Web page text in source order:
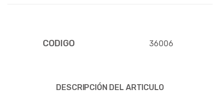
CODIGO 36006
DESCRIPCIÓN DEL ARTICULO